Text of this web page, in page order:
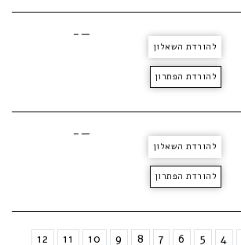
להורדת השאלון
להורדת הפתרון
—-
להורדת השאלון
להורדת הפתרון
—-
4
5
6
7
8
9
10
11
12